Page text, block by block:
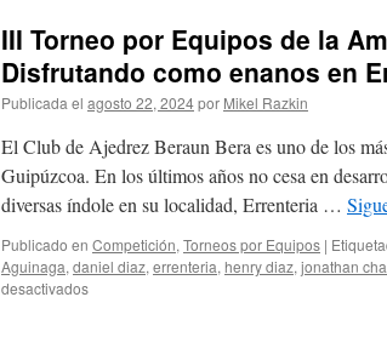
III Torneo por Equipos de la
Disfrutando como enanos en
Publicada el agosto 22, 2024por Mikel Razkin
El Club de Ajedrez Beraun Bera es uno de los
Guipúzcoa. En los últimos años no cesa en
diversas índole en su localidad, Errenteria …
Publicado en Competición, Torneos por Equipos |
Aguinaga, daniel diaz, errenteria, henry diaz, jonathan
desactivadosen